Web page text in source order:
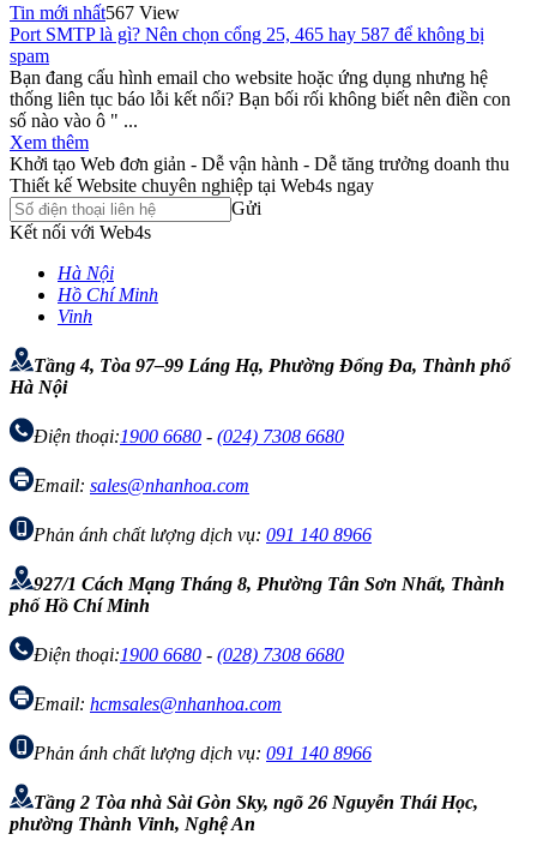
Tin mới nhất567 View
Port SMTP là gì? Nên chọn cổng 25, 465 hay 587 để không bị
spam
Bạn đang cấu hình email cho website hoặc ứng dụng nhưng hệ
thống liên tục báo lỗi kết nối? Bạn bối rối không biết nên điền con
số nào vào ô " ...
Xem thêm
Khởi tạo Web đơn giản - Dễ vận hành - Dễ tăng trưởng doanh thu
Thiết kế Website chuyên nghiệp tại Web4s ngay
Gửi
Kết nối với Web4s
Hà Nội
Hồ Chí Minh
Vinh
Tầng 4, Tòa 97–99 Láng Hạ, Phường Đống Đa, Thành phố
Hà Nội
Điện thoại:1900 6680 - (024) 7308 6680
Email: sales@nhanhoa.com
Phản ánh chất lượng dịch vụ: 091 140 8966
927/1 Cách Mạng Tháng 8, Phường Tân Sơn Nhất, Thành
phố Hồ Chí Minh
Điện thoại:1900 6680 - (028) 7308 6680
Email: hcmsales@nhanhoa.com
Phản ánh chất lượng dịch vụ: 091 140 8966
Tầng 2 Tòa nhà Sài Gòn Sky, ngõ 26 Nguyễn Thái Học,
phường Thành Vinh, Nghệ An